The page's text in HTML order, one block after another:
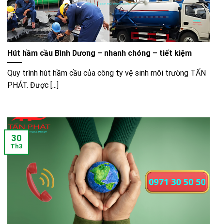
Hút hầm cầu Bình Dương – nhanh chóng – tiết kiệm
Quy trình hút hầm cầu của công ty vệ sinh môi trường TẤN
PHÁT. Được [...]
30
Th3